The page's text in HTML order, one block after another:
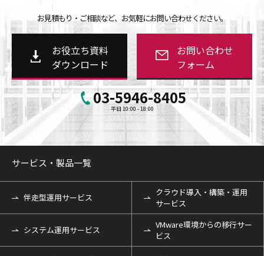
お見積もり・ご相談など、お気軽にお問い合わせください。
お役立ち資料
ダウンロード
お問い合わせ
フォーム
03-5946-8405
平日 10:00 - 18:00
サービス・製品一覧
伴走型運用サービス
クラウド導入・構築・運用
サービス
システム運用サービス
VMware環境からの移行サー
ビス